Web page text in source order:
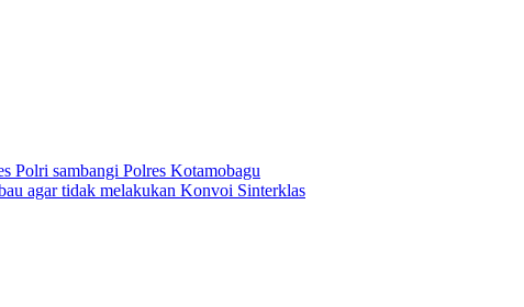
Polri sambangi Polres Kotamobagu
agar tidak melakukan Konvoi Sinterklas